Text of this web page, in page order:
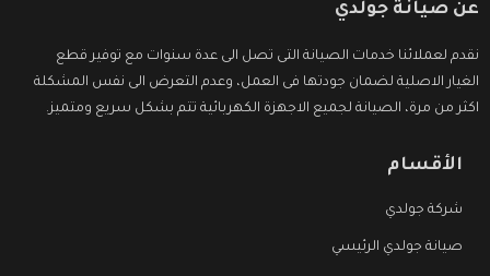
عن صيانة جولدي
نقدم لعملائنا خدمات الصيانة التى تصل الى عدة سنوات مع توفير قطع
الغيار الاصلية لضمان جودتها فى العمل، وعدم التعرض الى نفس المشكلة
اكثر من مرة، الصيانة لجميع الاجهزة الكهربائية تتم بشكل سريع ومتميز.
الأقسام
شركة جولدي
صيانة جولدي الرئيسي